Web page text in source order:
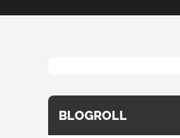
BLOGROLL